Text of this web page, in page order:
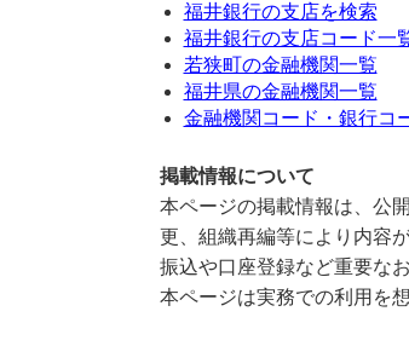
福井銀行の支店を検索
福井銀行の支店コード一
若狭町の金融機関一覧
福井県の金融機関一覧
金融機関コード・銀行コ
掲載情報について
本ページの掲載情報は、公
更、組織再編等により内容
振込や口座登録など重要な
本ページは実務での利用を